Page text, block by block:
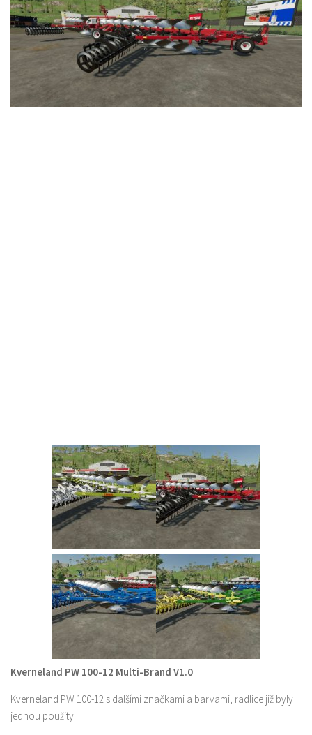
Kverneland PW 100-12 Multi-Brand V1.0
Kverneland PW 100-12 s dalšími značkami a barvami, radlice již byly
jednou použity.